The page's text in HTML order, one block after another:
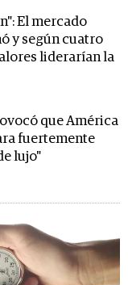
El mercado
y según cuatro
liderarían la
que América
fuertemente
lujo"